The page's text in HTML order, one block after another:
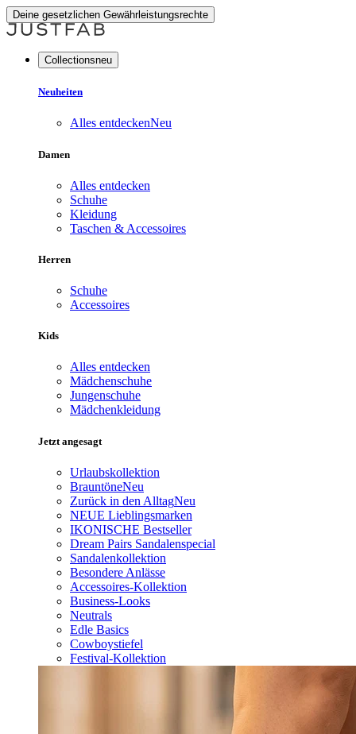
Deine gesetzlichen Gewährleistungsrechte
Collectionsneu
Neuheiten
Alles entdeckenNeu
Damen
Alles entdecken
Schuhe
Kleidung
Taschen & Accessoires
Herren
Schuhe
Accessoires
Kids
Alles entdecken
Mädchenschuhe
Jungenschuhe
Mädchenkleidung
Jetzt angesagt
Urlaubskollektion
BrauntöneNeu
Zurück in den AlltagNeu
NEUE Lieblingsmarken
IKONISCHE Bestseller
Dream Pairs Sandalenspecial
Sandalenkollektion
Besondere Anlässe
Accessoires-Kollektion
Business-Looks
Neutrals
Edle Basics
Cowboystiefel
Festival-Kollektion